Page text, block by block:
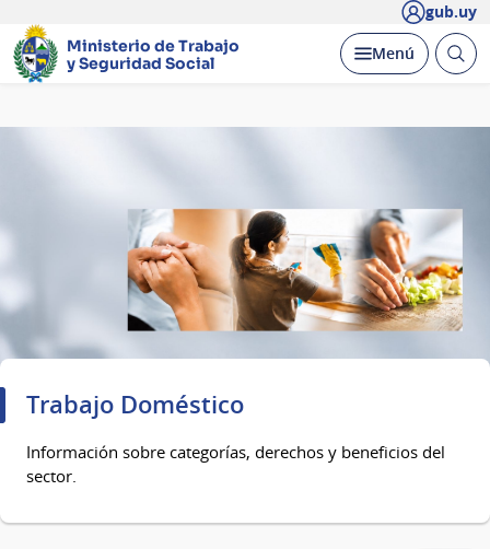
gub.uy
Ministerio de Trabajo
y Seguridad Social
Desplegar
Menú Abrir
Trabajo Doméstico
Información sobre categorías, derechos y beneficios del
sector.